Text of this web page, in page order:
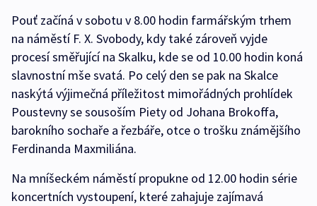
Pouť začíná v sobotu v 8.00 hodin farmářským trhem
na náměstí F. X. Svobody, kdy také zároveň vyjde
procesí směřující na Skalku, kde se od 10.00 hodin koná
slavnostní mše svatá. Po celý den se pak na Skalce
naskýtá výjimečná příležitost mimořádných prohlídek
Poustevny se sousoším Piety od Johana Brokoffa,
barokního sochaře a řezbáře, otce o trošku známějšího
Ferdinanda Maxmiliána.
Na mníšeckém náměstí propukne od 12.00 hodin série
koncertních vystoupení, které zahajuje zajímavá